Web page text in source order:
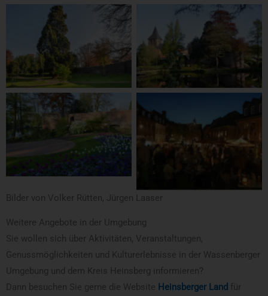
Bilder von Volker Rütten, Jürgen Laaser
Weitere Angebote in der Umgebung
Sie wollen sich über Aktivitäten, Veranstaltungen,
Genussmöglichkeiten und Kulturerlebnisse in der Wassenberger
Umgebung und dem Kreis Heinsberg informieren?
Dann besuchen Sie gerne die Website Heinsberger Land für